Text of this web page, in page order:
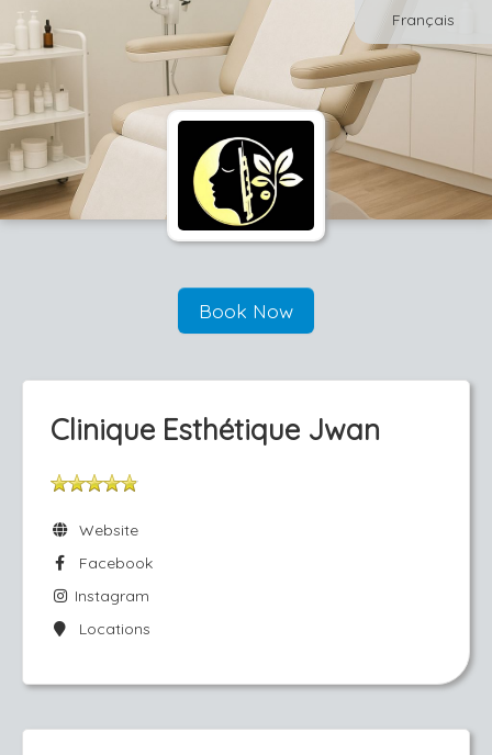
Français
Book Now
Clinique Esthétique Jwan
Website
Facebook
Instagram
Locations